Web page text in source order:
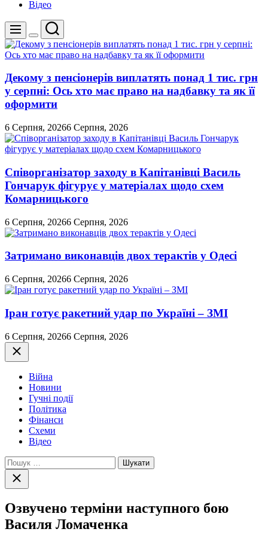
Відео
Меню
Перемикач
кольорового
режиму
Пошук
Декому з пенсіонерів виплатять понад 1 тис. грн
у серпні: Ось хто має право на надбавку та як її
оформити
6 Серпня, 20266 Серпня, 2026
Співорганізатор заходу в Капітанівці Василь
Гончарук фігурує у матеріалах щодо схем
Комарницького
6 Серпня, 20266 Серпня, 2026
Затримано виконавців двох терактів у Одесі
6 Серпня, 20266 Серпня, 2026
Іран готує ракетний удар по Україні – ЗМІ
6 Серпня, 20266 Серпня, 2026
Закрити
Війна
Новини
Гучні події
Політика
Фінанси
Схеми
Відео
Пошук:
Закрити
пошук
Озвучено терміни наступного бою
Василя Ломаченка